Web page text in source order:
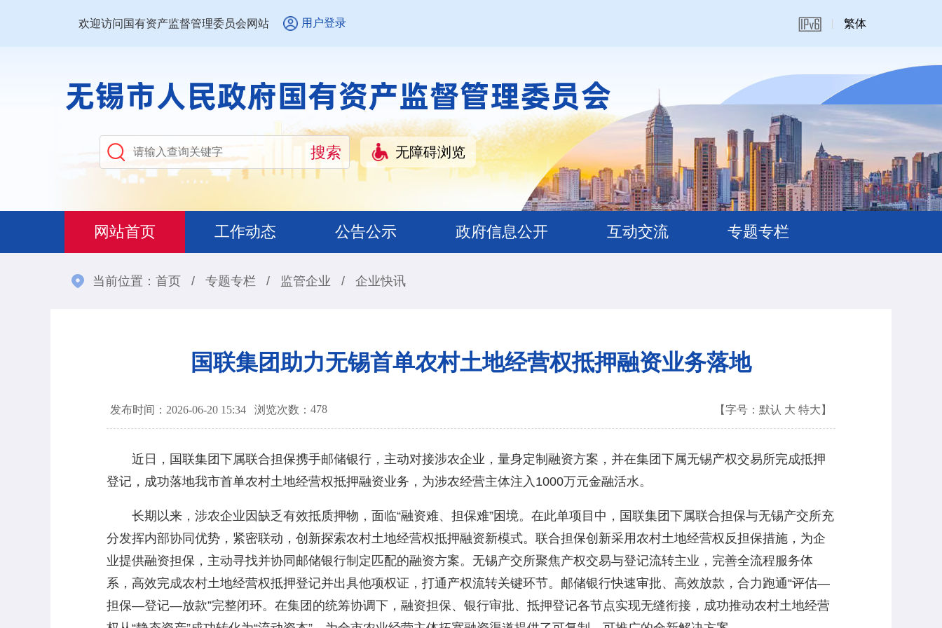
欢迎访问国有资产监督管理委员会网站 用户登录 繁体
无障碍浏览
网站首页 工作动态 公告公示 政府信息公开 互动交流 专题专栏
当前位置： 首页 / 专题专栏 / 监管企业 / 企业快讯
国联集团助力无锡首单农村土地经营权抵押融资业务落地
发布时间：2026-06-20 15:34 浏览次数： 478 【字号： 默认 大 特大 】
近日，国联集团下属联合担保携手邮储银行，主动对接涉农企业，量身定制融资方案，并在集团下属无锡产权交易所完成抵押
登记，成功落地我市首单农村土地经营权抵押融资业务，为涉农经营主体注入1000万元金融活水。
长期以来，涉农企业因缺乏有效抵质押物，面临“融资难、担保难”困境。在此单项目中，国联集团下属联合担保与无锡产交所充
分发挥内部协同优势，紧密联动，创新探索农村土地经营权抵押融资新模式。联合担保创新采用农村土地经营权反担保措施，为企
业提供融资担保，主动寻找并协同邮储银行制定匹配的融资方案。无锡产交所聚焦产权交易与登记流转主业，完善全流程服务体
系，高效完成农村土地经营权抵押登记并出具他项权证，打通产权流转关键环节。邮储银行快速审批、高效放款，合力跑通“评估—
担保—登记—放款”完整闭环。在集团的统筹协调下，融资担保、银行审批、抵押登记各节点实现无缝衔接，成功推动农村土地经营